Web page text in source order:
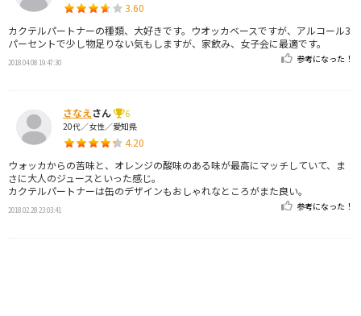
3.60
カクテルパートナーの種類、大好きです。ウオッカベースですが、アルコール3
パーセントで少し物足りない気もしますが、家飲み、女子会に最適です。
2018.04.08 19:47:30 参考になった！
さなえ さん
6
20代／女性／愛知県
4.20
ウォッカからの苦味と、オレンジの酸味のある味が最高にマッチしていて、ま
さに大人のジュースといった感じ。
カクテルパートナーは缶のデザインもおしゃれなところがまた良い。
2018.02.28 23:03:41 参考になった！